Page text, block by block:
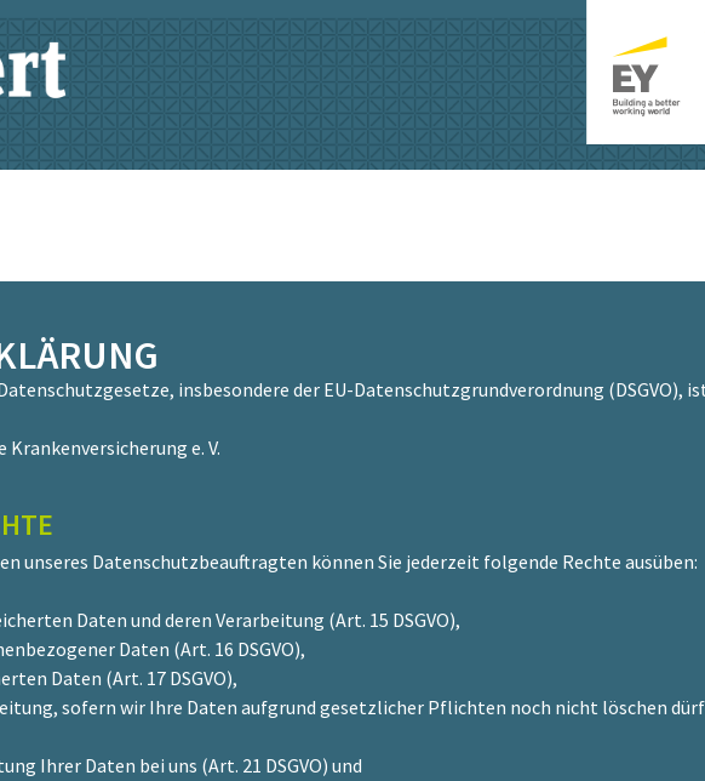
insbesondere der EU-Datenschutzgrundverordnung (DSGVO),
e. V.
unseres Datenschutzbeauftragten können Sie jederzeit folgende Rechte ausüben:
Daten und deren Verarbeitung (Art. 15 DSGVO),
Daten (Art. 16 DSGVO),
Daten (Art. 17 DSGVO),
sofern wir Ihre Daten aufgrund gesetzlicher Pflichten noch nicht löschen
Ihrer Daten bei uns (Art. 21 DSGVO) und